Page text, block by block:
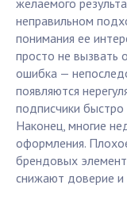
желаемого
неправильном
понимания ее
просто не вызвать
ошибка —
появляются
подписчики
Наконец, многие
оформления.
брендовых
снижают доверие и